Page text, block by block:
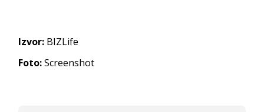
Izvor: BIZLife
Foto:Screenshot